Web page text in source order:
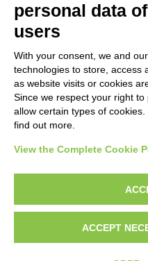
OBJECT
LOCATION
CENTURY
diritto d’autore, legge 22 aprile
dei fotografi che hanno realizzato
istituzioni che ne sono
riproduzione con qualsiasi
personal data
users
With your consent, we and
technologies to store, access
as website visits or cookies
Since we respect your right
allow certain types of
find out more.
View the Complete Cookie
ACCEPT